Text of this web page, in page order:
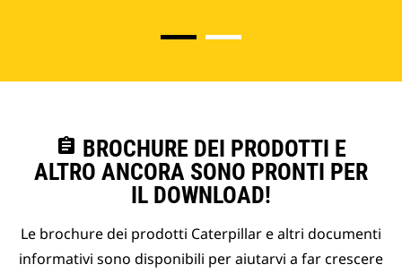
assignment BROCHURE DEI PRODOTTI E
ALTRO ANCORA SONO PRONTI PER
IL DOWNLOAD!
Le brochure dei prodotti Caterpillar e altri documenti
informativi sono disponibili per aiutarvi a far crescere